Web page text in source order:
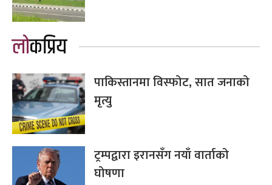
लोकप्रिय
पाकिस्तानमा विस्फोट, सात जनाको
मृत्यु
ट्रम्पद्वारा इरानसँग नयाँ वार्ताको
घोषणा